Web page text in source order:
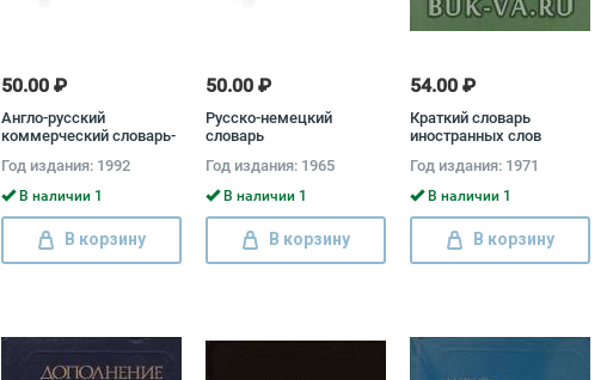
50.00 ₽
Англо-русский
коммерческий словарь-
Год издания: 1992
В наличии 1
В корзину
50.00 ₽
Русско-немецкий
словарь
Год издания: 1965
В наличии 1
В корзину
54.00 ₽
Краткий словарь
иностранных слов
Год издания: 1971
В наличии 1
В корзину